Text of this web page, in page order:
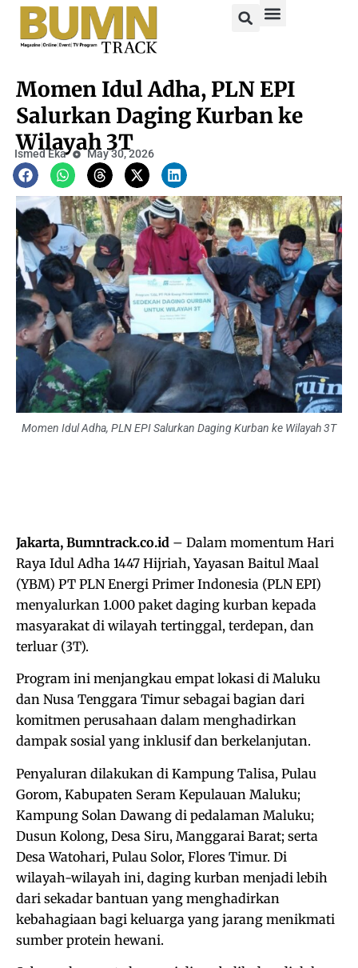
Momen Idul Adha, PLN EPI
Salurkan Daging Kurban ke
Wilayah 3T
Ismed Eka May 30, 2026
Momen Idul Adha, PLN EPI Salurkan Daging Kurban ke Wilayah 3T
Jakarta, Bumntrack.co.id – Dalam momentum Hari
Raya Idul Adha 1447 Hijriah, Yayasan Baitul Maal
(YBM) PT PLN Energi Primer Indonesia (PLN EPI)
menyalurkan 1.000 paket daging kurban kepada
masyarakat di wilayah tertinggal, terdepan, dan
terluar (3T).
Program ini menjangkau empat lokasi di Maluku
dan Nusa Tenggara Timur sebagai bagian dari
komitmen perusahaan dalam menghadirkan
dampak sosial yang inklusif dan berkelanjutan.
Penyaluran dilakukan di Kampung Talisa, Pulau
Gorom, Kabupaten Seram Kepulauan Maluku;
Kampung Solan Dawang di pedalaman Maluku;
Dusun Kolong, Desa Siru, Manggarai Barat; serta
Desa Watohari, Pulau Solor, Flores Timur. Di
wilayah-wilayah ini, daging kurban menjadi lebih
dari sekadar bantuan yang menghadirkan
kebahagiaan bagi keluarga yang jarang menikmati
sumber protein hewani.